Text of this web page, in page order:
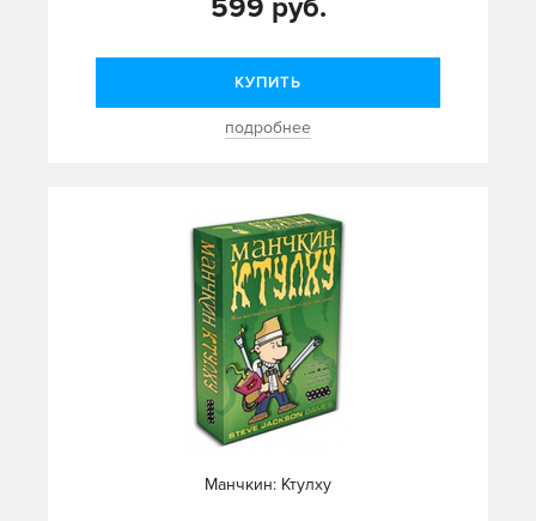
599 руб.
КУПИТЬ
подробнее
Манчкин: Ктулху